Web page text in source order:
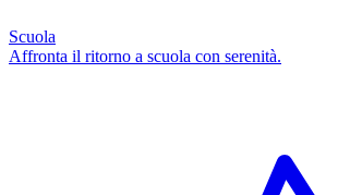
Scuola
Affronta il ritorno a scuola con serenità.